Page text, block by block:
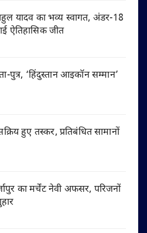
यादव का भव्य स्वागत, अंडर-18
ऐतिहासिक जीत
पुत्र, ‘हिंदुस्तान आइकॉन सम्मान’
हुए तस्कर, प्रतिबंधित सामानों
का मर्चेंट नेवी अफसर, परिजनों